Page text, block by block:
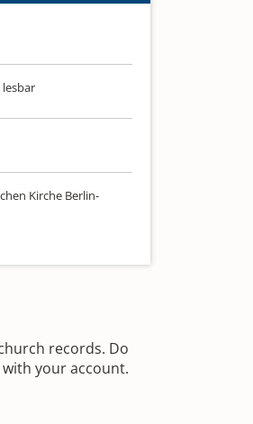
Kirche Berlin-
records. Do
your account.